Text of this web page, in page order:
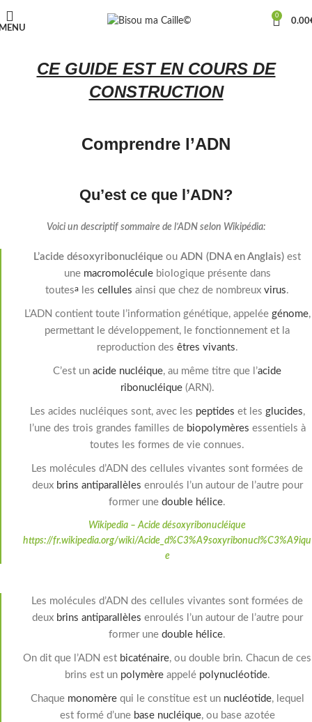
0
0.00
CE GUIDE EST EN COURS DE
CONSTRUCTION
Comprendre l’ADN
Qu’est ce que l’ADN?
Voici un descriptif sommaire de l’ADN selon Wikipédia:
L’acide désoxyribonucléique ou ADN (DNA en Anglais) est
une macromoléculebiologique présente dans
toutesa les cellules ainsi que chez de nombreux virus.
L’ADN contient toute l’information génétique, appelée génome,
permettant le développement, le fonctionnement et la
reproduction des êtres vivants.
C’est un acide nucléique, au même titre que l’acide
ribonucléique(ARN).
Les acides nucléiques sont, avec les peptides et les glucides,
l’une des trois grandes familles de biopolymères essentiels à
toutes les formes de vie connues.
Les molécules d’ADN des cellules vivantes sont formées de
deux brins antiparallèles enroulés l’un autour de l’autre pour
former une double hélice.
Wikipedia – Acide désoxyribonucléique
https://fr.wikipedia.org/wiki/Acide_d%C3%A9soxyribonucl%C3%A9iqu
e
Les molécules d’ADN des cellules vivantes sont formées de
deux brins antiparallèles enroulés l’un autour de l’autre pour
former une double hélice.
On dit que l’ADN est bicaténaire, ou double brin. Chacun de ces
brins est un polymèreappelé polynucléotide.
Chaque monomèrequi le constitue est un nucléotide, lequel
est formé d’une base nucléique, ou base azotée